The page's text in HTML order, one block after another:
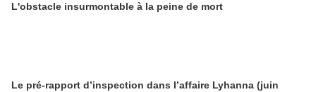
L'obstacle insurmontable à la peine de mort
Le pré-rapport d’inspection dans l’affaire Lyhanna (juin